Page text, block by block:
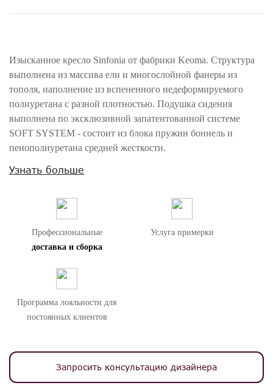
Изысканное кресло Sinfonia от фабрики Keoma. Структура
выполнена из массива ели и многослойной фанеры из
тополя, наполнение из вспененного недеформируемого
полиуретана с разной плотностью. Подушка сидения
выполнена по эксклюзивной запатентованной системе
SOFT SYSTEM - состоит из блока пружин боннель и
пенополиуретана средней жесткости.
Внимание! Цвета предметов на изображениях могут отличаться из-за
Узнать больше
Профессиональные
доставка и сборка
Услуга примерки
Программа лояльности для
постоянных клиентов
Запросить консультацию дизайнера